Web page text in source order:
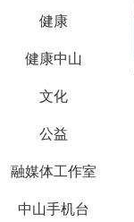
健康
健康中山
文化
公益
融媒体工作室
中山手机台